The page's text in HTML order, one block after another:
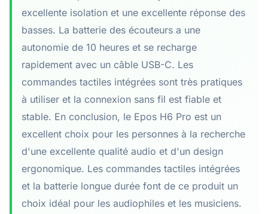
excellente isolation et une excellente réponse des
basses. La batterie des écouteurs a une
autonomie de 10 heures et se recharge
rapidement avec un câble USB-C. Les
commandes tactiles intégrées sont très pratiques
à utiliser et la connexion sans fil est fiable et
stable. En conclusion, le Epos H6 Pro est un
excellent choix pour les personnes à la recherche
d'une excellente qualité audio et d'un design
ergonomique. Les commandes tactiles intégrées
et la batterie longue durée font de ce produit un
choix idéal pour les audiophiles et les musiciens.